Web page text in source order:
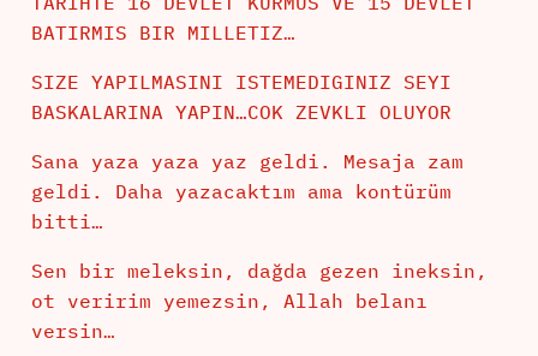
BATIRMIS BIR MILLETIZ…
SIZE YAPILMASINI ISTEMEDIGINIZ SEYI
BASKALARINA YAPIN…COK ZEVKLI OLUYOR
Sana yaza yaza yaz geldi. Mesaja zam
geldi. Daha yazacaktım ama kontürüm
bitti…
Sen bir meleksin, dağda gezen ineksin,
ot veririm yemezsin, Allah belanı
versin…